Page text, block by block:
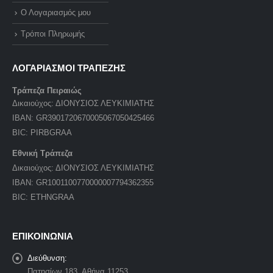
Ο Λογαριασμός μου
Τρόποι Πληρωμής
ΛΟΓΑΡΙΑΣΜΟΙ ΤΡΑΠΕΖΗΣ
Τράπεζα Πειραιώς
Δικαιούχος: ΔΙΟΝΥΣΙΟΣ ΛΕΥΚΙΜΙΑΤΗΣ
IBAN: GR3901720670005067050425466
BIC: PIRBGRAA
Εθνική Τράπεζα
Δικαιούχος: ΔΙΟΝΥΣΙΟΣ ΛΕΥΚΙΜΙΑΤΗΣ
IBAN: GR1001100770000007794362355
BIC: ETHNGRAA
ΕΠΙΚΟΙΝΩΝΙΑ
Διεύθυνση: